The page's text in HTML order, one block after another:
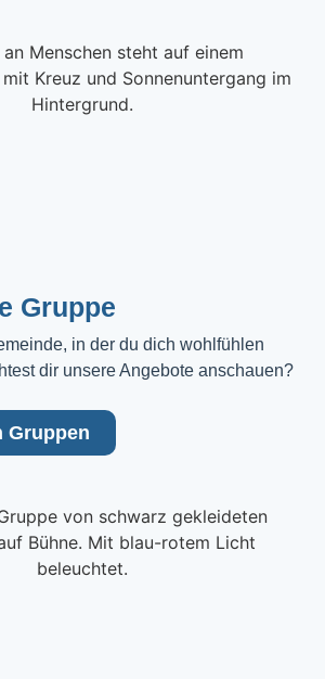
Gruppe
in der du dich wohlfühlen
dir unsere Angebote anschauen?
Gruppen